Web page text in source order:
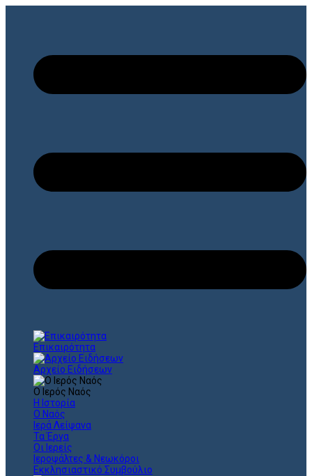
Επικαιρότητα
Αρχείο Ειδήσεων
Ο Ιερός Ναός
Η Ιστορία
Ο Ναός
Ιερά Λείψανα
Τα Έργα
Οι Ιερείς
Ιεροψάλτες & Νεωκόροι
Εκκλησιαστικό Συμβούλιο